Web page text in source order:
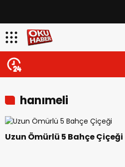
hanımeli
Uzun Ömürlü 5 Bahçe Çiçeği